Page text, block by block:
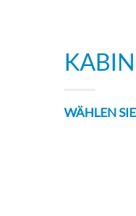
WÄHLEN